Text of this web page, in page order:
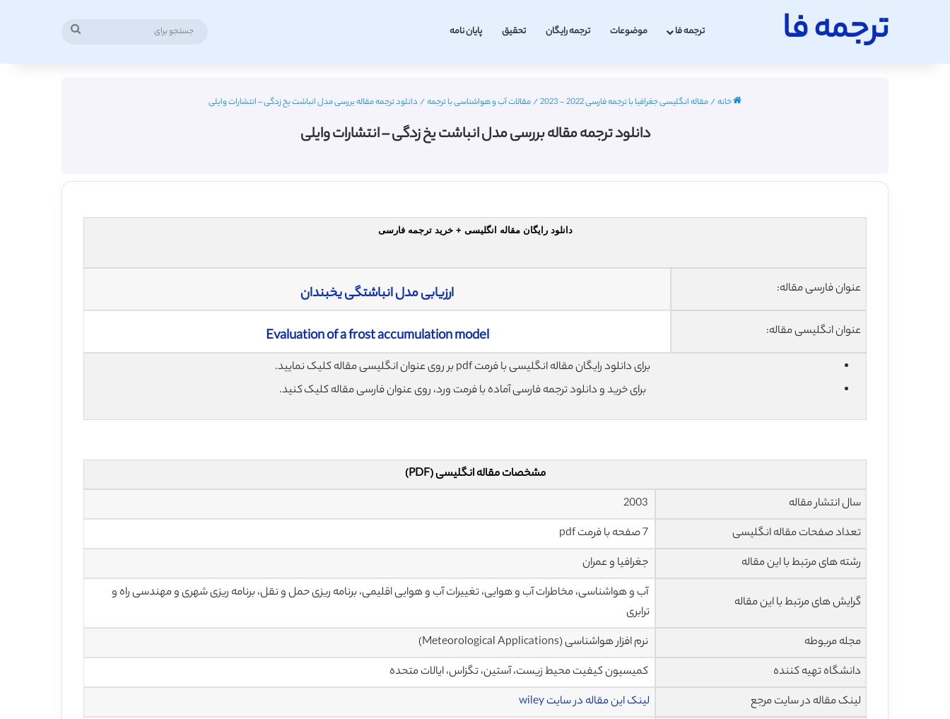
ترجمه فا ترجمه فا موضوعات ترجمه رایگان تحقیق پایان نامه
خانه/مقاله انگلیسی جغرافیا با ترجمه فارسی 2022 - 2023 /مقالات آب و هواشناسی با ترجمه/ دانلود ترجمه مقاله بررسی مدل انباشت یخ زدگی – انتشارات وایلی
دانلود ترجمه مقاله بررسی مدل انباشت یخ زدگی – انتشارات وایلی
دانلود رایگان مقاله انگلیسی + خرید ترجمه فارسی
عنوان فارسی مقاله: ارزیابی مدل انباشتگی یخبندان
عنوان انگلیسی مقاله: Evaluation of a frost accumulation model
برای دانلود رایگان مقاله انگلیسی با فرمت pdf بر روی عنوان انگلیسی مقاله کلیک نمایید.
برای خرید و دانلود ترجمه فارسی آماده با فرمت ورد، روی عنوان فارسی مقاله کلیک کنید.
مشخصات مقاله انگلیسی (PDF)
سال انتشار مقاله
تعداد صفحات مقاله انگلیسی
رشته های مرتبط با این مقاله
جغرافیا و عمران
گرایش های مرتبط با این مقاله
آب و هواشناسی، مخاطرات آب و هوایی، تغییرات آب و هوایی اقلیمی، برنامه ریزی حمل و نقل، برنامه ریزی شهری و مهندسی راه و
ترابری
مجله مربوطه
نرم افزار هواشناسی (Meteorological Applications)
دانشگاه تهیه کننده
کمیسیون کیفیت محیط زیست، آستین، تگزاس، ایالات متحده
لینک مقاله در سایت مرجع
لینک این مقاله در سایت wiley